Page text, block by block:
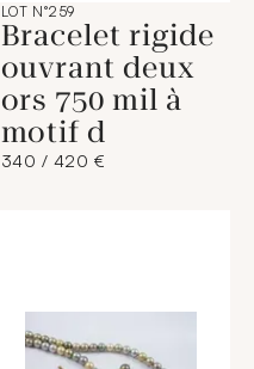
LOT N°259
Bracelet rigide
ouvrant deux
ors 750 mil à
motif d
340 / 420 €